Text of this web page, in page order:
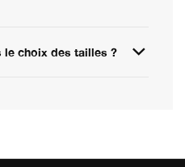
le choix des tailles ?